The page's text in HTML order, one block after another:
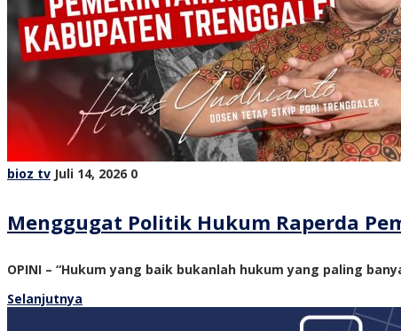
bioz tv Juli 14, 2026 0
Menggugat Politik Hukum Raperda
OPINI – “Hukum yang baik bukanlah hukum yang paling
Selanjutnya